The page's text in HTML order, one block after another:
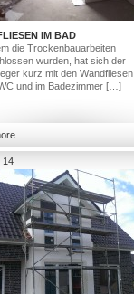
IM BAD
die Trockenbauarbeiten
wurden, hat sich der
kurz mit den
und im Badezimmer […]
14